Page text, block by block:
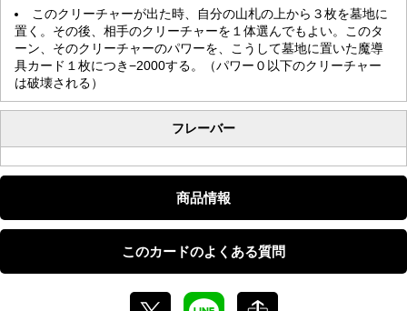
このクリーチャーが出た時、自分の山札の上から３枚を墓地に
置く。その後、相手のクリーチャーを１体選んでもよい。このタ
ーン、そのクリーチャーのパワーを、こうして墓地に置いた魔導
具カード１枚につき−2000する。（パワー０以下のクリーチャー
は破壊される）
フレーバー
商品情報
このカードのよくある質問